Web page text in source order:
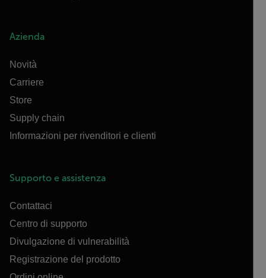
Azienda
Novità
Carriere
Store
Supply chain
Informazioni per rivenditori e clienti
Supporto e assistenza
Contattaci
Centro di supporto
Divulgazione di vulnerabilità
Registrazione del prodotto